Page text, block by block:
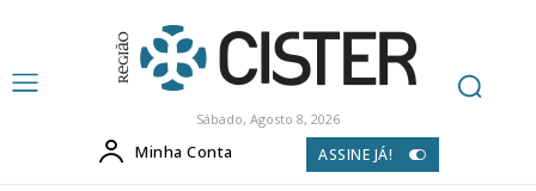
Sábado, Agosto 8, 2026
Minha Conta ASSINE JÁ!